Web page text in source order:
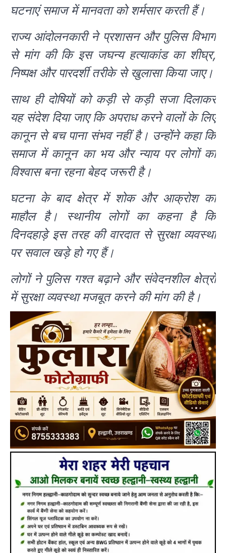
घटनाएं समाज में मानवता को शर्मसार करती हैं।
राज्य आंदोलनकारी ने प्रशासन और पुलिस विभाग
से मांग की कि इस जघन्य हत्याकांड का शीघ्र,
निष्पक्ष और पारदर्शी तरीके से खुलासा किया जाए।
साथ ही दोषियों को कड़ी से कड़ी सजा दिलाकर
यह संदेश दिया जाए कि अपराध करने वालों के लिए
कानून से बच पाना संभव नहीं है। उन्होंने कहा कि
समाज में कानून का भय और न्याय पर लोगों का
विश्वास बना रहना बेहद जरूरी है।
घटना के बाद क्षेत्र में शोक और आक्रोश का
माहौल है। स्थानीय लोगों का कहना है कि
दिनदहाड़े इस तरह की वारदात से सुरक्षा व्यवस्था
पर सवाल खड़े हो गए हैं।
लोगों ने पुलिस गश्त बढ़ाने और संवेदनशील क्षेत्रों
में सुरक्षा व्यवस्था मजबूत करने की मांग की है।